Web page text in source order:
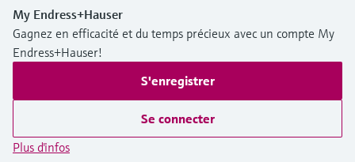
My Endress+Hauser
Gagnez en efficacité et du temps précieux avec un compte My
Endress+Hauser!
S'enregistrer
Se connecter
Plus d'infos